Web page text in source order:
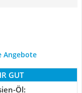
Angebote
GUT
Öl: